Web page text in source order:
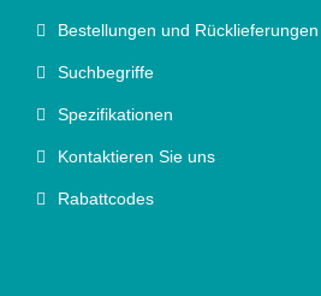
Bestellungen und Rücklieferungen
Suchbegriffe
Spezifikationen
Kontaktieren Sie uns
Rabattcodes